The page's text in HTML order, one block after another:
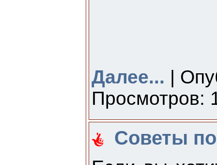
Далее... |
Просмотров:
Советы